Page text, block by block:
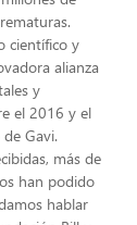
científico y
alianza
y
el 2016 y el
Gavi.
más de
han podido
hablar